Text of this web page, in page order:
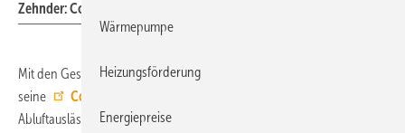
Zehnder:ComfoGrid Rubino (Design Line).
Mit den Gestaltungslinien Classic Line und Design Line hat Zehnder
seine
ComfoGrid-Serie
Abluftauslässe umstrukturiert. Während die Classic Line mit vertrauten
Wärmepumpe
Heizungsförderung
Energiepreise